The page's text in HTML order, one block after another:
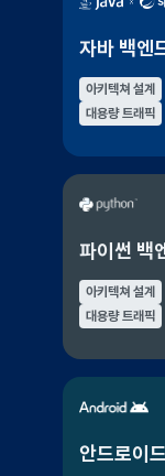
자바 백엔
아키텍쳐 설계
대용량 트래픽
파이썬 백
아키텍쳐 설계
대용량 트래픽
안드로이